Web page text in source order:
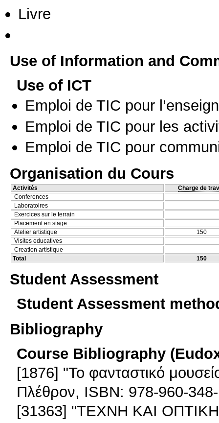
Livre
Use of Information and
Use of ICT
Emploi de TIC pour
Emploi de TIC pour les
Emploi de TIC pour
Organisation du Cours
Activités
Charge de
Conferences
Laboratoires
Exercices sur le terrain
Placement en stage
Atelier artistique
150
Visites educatives
Creation artistique
Total
150
Student Assessment
Student Assessment
Bibliography
Course Bibliography
[1876] "Το φανταστικό
Πλέθρον, ISBN: 978-960-
[31363] "ΤΕΧΝΗ ΚΑΙ